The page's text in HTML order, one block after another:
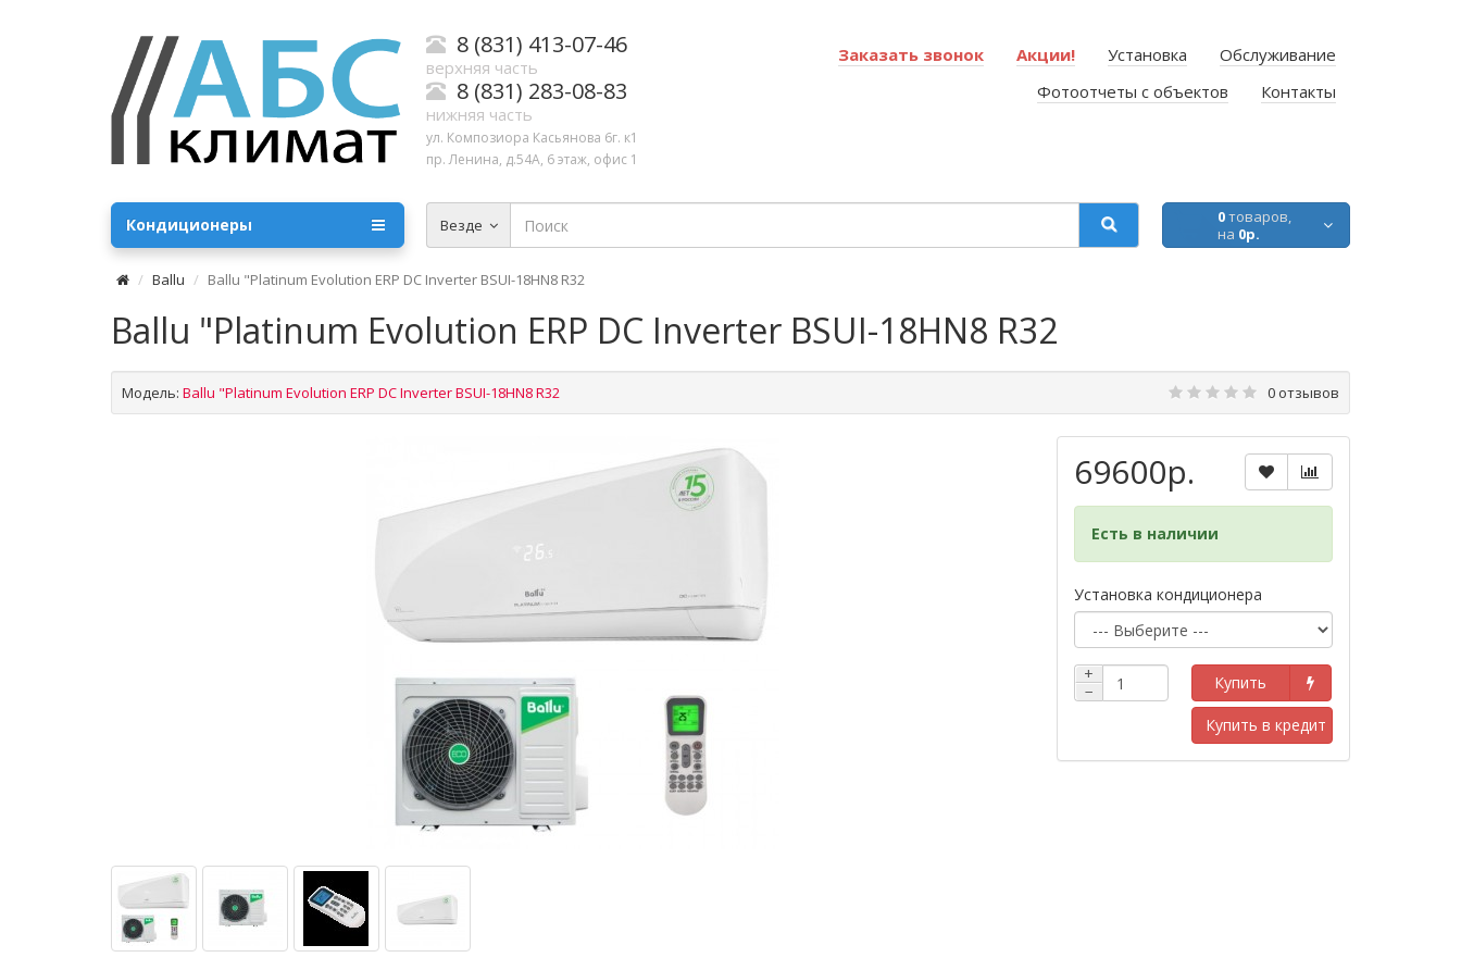
8 (831) 413-07-46
верхняя часть
8 (831) 283-08-83
нижняя часть
ул. Композиора Касьянова 6г. к1
пр. Ленина, д.54А, 6 этаж, офис 1
Заказать звонок Акции! Установка
Обслуживание
Фотоотчеты с объектов
Контакты
Везде 0товаров,
на 0р.
Кондиционеры
Ballu Ballu "Platinum Evolution ERP DC Inverter BSUI-18HN8 R32
Ballu "Platinum Evolution ERP DC Inverter BSUI-18HN8 R32
Модель: Ballu "Platinum Evolution ERP DC Inverter BSUI-18HN8 R32 0 отзывов
69600р.
Есть в наличии
Установка кондиционера
+
−
Купить
Купить в кредит